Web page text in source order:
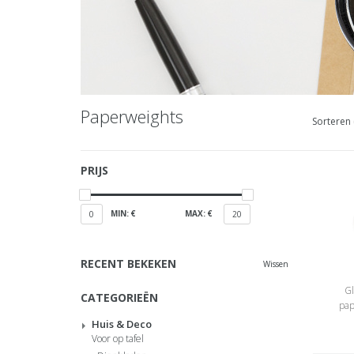
Paperweights Sorteren
PRIJS
0 MIN: € MAX: € 20
RECENT BEKEKEN Wissen
CATEGORIEËN
Huis & Deco
Voor op tafel